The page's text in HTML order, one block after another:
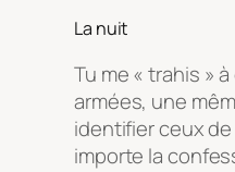
La nuit
Tu me « trahis »
armées, une
identifier ceux
importe la